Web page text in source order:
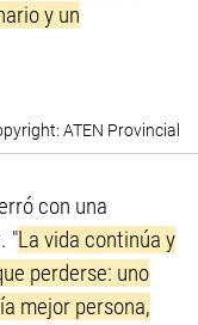
y un
ATEN Provincial
con una
"La vida continúa y
perderse: uno
mejor persona,